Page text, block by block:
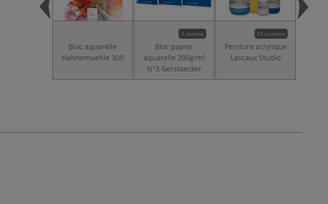
Bloc aquarelle
Hahnemuehle 300
3 options
Bloc papier
aquarelle 200g/m²
N°3 Gerstaecker
57 couleurs
Peinture acrylique
Lascaux Studio